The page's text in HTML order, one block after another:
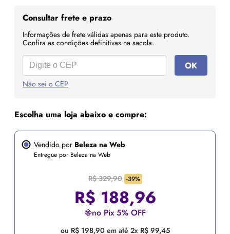
Consultar frete e prazo
Informações de frete válidas apenas para este produto.
Confira as condições definitivas na sacola.
OK
Não sei o CEP
Escolha uma loja abaixo e compre:
Vendido por Beleza na Web
Entregue por Beleza na Web
R$ 329,90 -39%
R$ 188,96
no Pix 5% OFF
ou R$ 198,90 em até 2x R$ 99,45